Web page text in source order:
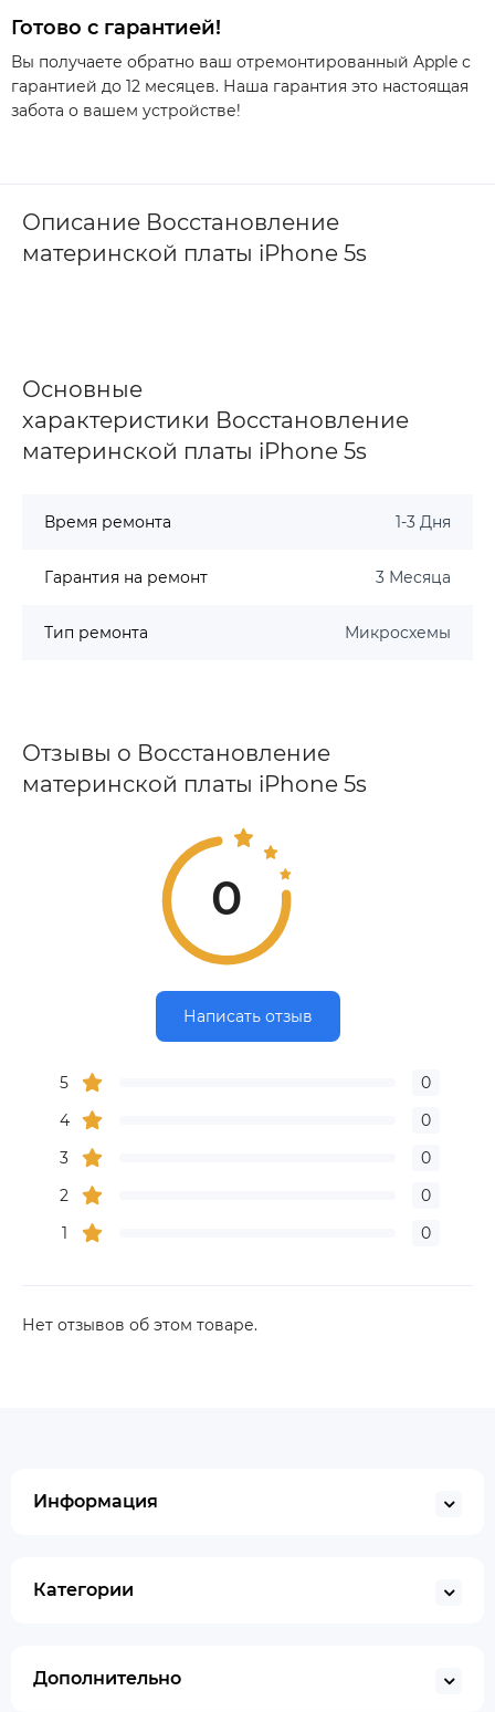
Готово с гарантией!
Вы получаете обратно ваш отремонтированный Apple с
гарантией до 12 месяцев. Наша гарантия это настоящая
забота о вашем устройстве!
Описание Восстановление
материнской платы iPhone 5s
Основные
характеристики Восстановление
материнской платы iPhone 5s
Время ремонта 1-3 Дня
Гарантия на ремонт 3 Месяца
Тип ремонта Микросхемы
Отзывы о Восстановление
материнской платы iPhone 5s
0
Написать отзыв
5
0
4
0
3
0
2
0
1
0
Нет отзывов об этом товаре.
Информация
Категории
Дополнительно